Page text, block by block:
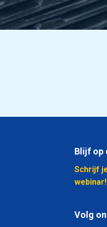
Blijf op
Schrijf
webinar!
Volg